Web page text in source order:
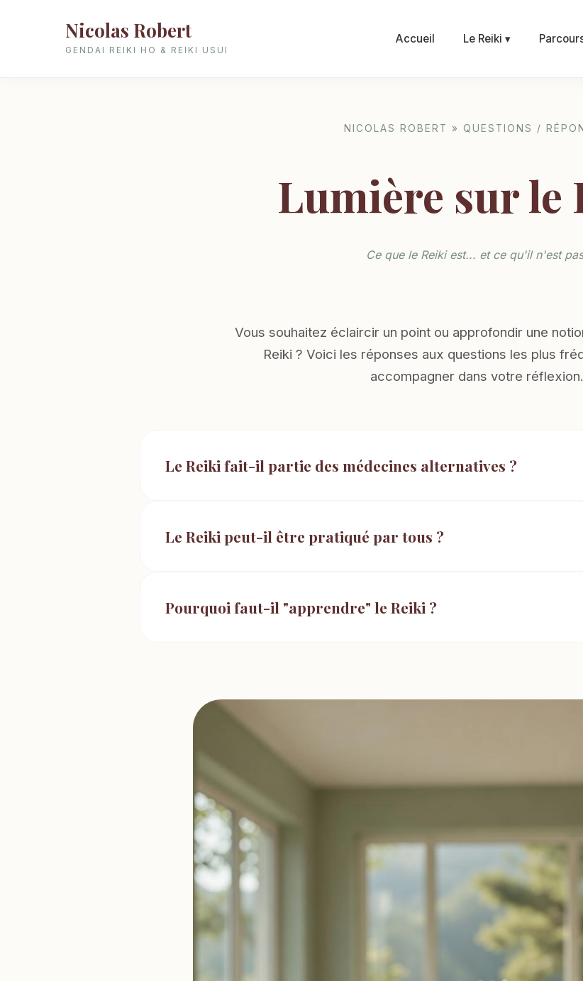
Nicolas Robert
GENDAI REIKI HO & REIKI USUI
Accueil Le Reiki ▾
NICOLAS ROBERT » QUESTIONS /
Lumière sur le
Ce que le Reiki est... et ce qu'il n'est
Vous souhaitez éclaircir un point ou approfondir une
Reiki ? Voici les réponses aux questions les plus
accompagner dans votre réflexion.
Le Reiki fait-il partie des médecines alternatives ?
Le Reiki peut-il être pratiqué par tous ?
Pourquoi faut-il "apprendre" le Reiki ?